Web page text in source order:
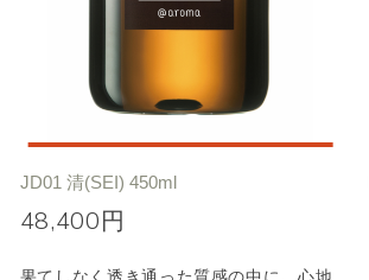
JD01 清(SEI) 450ml
48,400円
果てしなく透き通った質感の中に、心地